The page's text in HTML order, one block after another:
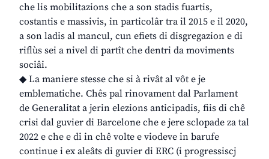
che lis mobilitazions che a son stadis fuartis,
costantis e massivis, in particolâr tra il 2015 e il 2020,
a son ladis al mancul, cun efiets di disgregazion e di
riflùs sei a nivel di partît che dentri da moviments
sociâi.
◆ La maniere stesse che si à rivât al vôt e je
emblematiche. Chês pal rinovament dal Parlament
de Generalitat a jerin elezions anticipadis, fiis di chê
crisi dal guvier di Barcelone che e jere sclopade za tal
2022 e che e di in chê volte e viodeve in barufe
continue i ex aleâts di guvier di ERC (i progressiscj